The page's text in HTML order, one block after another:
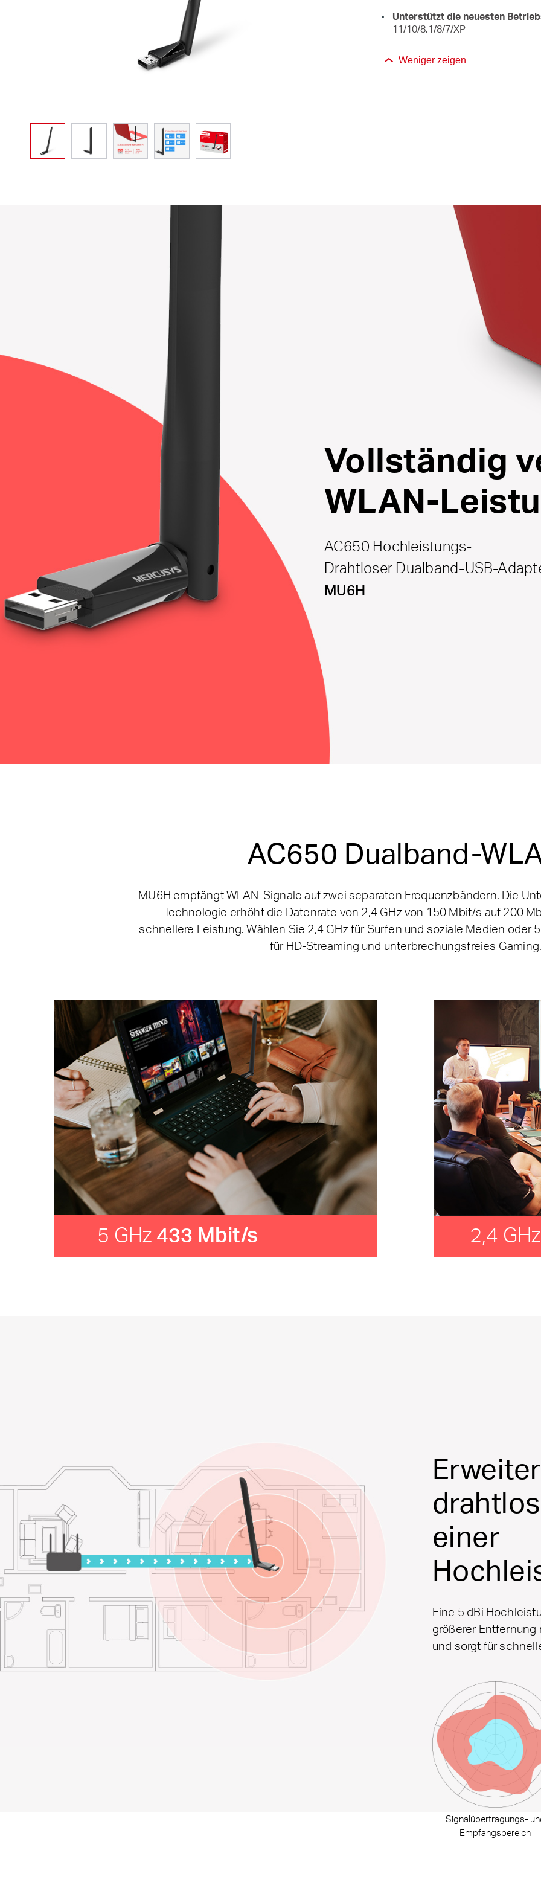
Unterstützt die neuesten
11/10/8.1/8/7/XP
Weniger zeigen
Vollständig
WLAN-
AC650 Hochleistungs-
Drahtloser Dualband-USB-
MU6H
AC650 Dualband-
MU6H empfängt WLAN-Signale auf zwei separaten Frequenzbändern. Die
Technologie erhöht die Datenrate von 2,4 GHz von 150 Mbit/s auf 200
schnellere Leistung. Wählen Sie 2,4 GHz für Surfen und soziale Medien oder
für HD-Streaming und unterbrechungsfreies
5 GHz 433 Mbit/s 2,4
einer
Eine 5 dBi
größerer
und sorgt für
Signalübertragungs-
Empfangsbereich